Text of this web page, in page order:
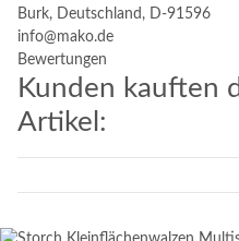
Burk, Deutschland, D-91596
info@mako.de
Bewertungen
Kunden kauften
Artikel: